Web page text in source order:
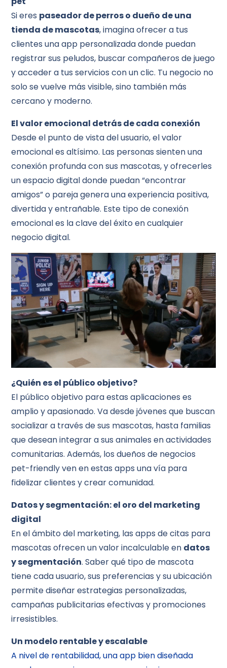
Si eres paseador de perros o dueño de una
tienda de mascotas, imagina ofrecer a tus
clientes una app personalizada donde puedan
registrar sus peludos, buscar compañeros de juego
y acceder a tus servicios con un clic. Tu negocio no
solo se vuelve más visible, sino también más
cercano y moderno.
El valor emocional detrás de cada conexión
Desde el punto de vista del usuario, el valor
emocional es altísimo. Las personas sienten una
conexión profunda con sus mascotas, y ofrecerles
un espacio digital donde puedan “encontrar
amigos” o pareja genera una experiencia positiva,
divertida y entrañable. Este tipo de conexión
emocional es la clave del éxito en cualquier
negocio digital.
¿Quién es el público objetivo?
El público objetivo para estas aplicaciones es
amplio y apasionado. Va desde jóvenes que buscan
socializar a través de sus mascotas, hasta familias
que desean integrar a sus animales en actividades
comunitarias. Además, los dueños de negocios
pet-friendly ven en estas apps una vía para
fidelizar clientes y crear comunidad.
Datos y segmentación: el oro del marketing
digital
En el ámbito del marketing, las apps de citas para
mascotas ofrecen un valor incalculable en datos
y segmentación. Saber qué tipo de mascota
tiene cada usuario, sus preferencias y su ubicación
permite diseñar estrategias personalizadas,
campañas publicitarias efectivas y promociones
irresistibles.
Un modelo rentable y escalable
A nivel de rentabilidad, una app bien diseñada